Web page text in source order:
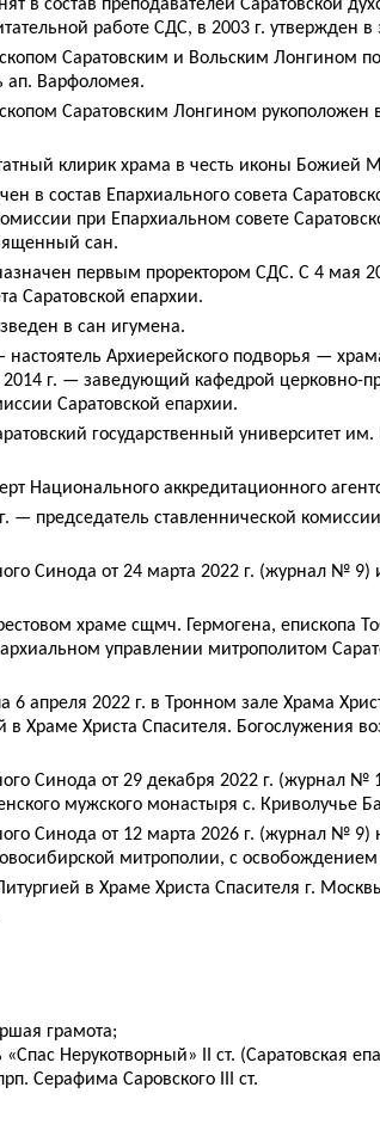
в состав преподавателей Саратовской
работе СДС, в 2003 г. утвержден в
Саратовским и Вольским Лонгином
ап. Варфоломея.
Саратовским Лонгином
клирик храма в честь иконы Божией
в состав Епархиального совета
при Епархиальном совете
сан.
первым проректором СДС. С 4 мая
Саратовской епархии.
в сан игумена.
настоятель Архиерейского подворья —
г. — заведующий кафедрой церковно-
Саратовской епархии.
государственный университет
Национального аккредитационного
— председатель ставленнической
Синода от 24 марта 2022 г. (журнал №
храме сщмч. Гермогена, епископа
управлении митрополитом
6 апреля 2022 г. в Тронном зале Храма
в Храме Христа Спасителя. Богослужения
Синода от 29 декабря 2022 г. (журнал №
мужского монастыря с. Криволучье
Синода от 12 марта 2026 г. (журнал №
митрополии, с
в Храме Христа Спасителя г.
грамота;
Нерукотворный» II ст. (Саратовская
Серафима Саровского III ст.